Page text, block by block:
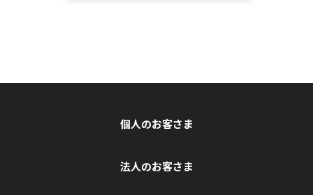
個人のお客さま
法人のお客さま